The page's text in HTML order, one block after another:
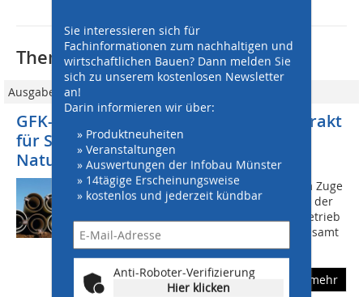
Sie interessieren sich für
Fachinformationen zum nachhaltigen und
wirtschaftlichen Bauen? Dann melden Sie
sich zu unserem kostenlosen Newsletter
an!
Darin informieren wir über:
» Produktneuheiten
» Veranstaltungen
» Auswertungen der Infobau Münster
» 14tägige Erscheinungsweise
» kostenlos und jederzeit kündbar
Anti-Roboter-Verifizierung
Hier klicken
Thematisch passende Artikel:
Ausgabe 10/2009
GFK-Doppelrohr als Hochsicherheitstrakt
für Schlachthofabwässer im
Naturschutzgebiet
In einem solchen Fall wurde jüngst im Zuge
eines Erneuerungsprojektes in Hof an der
Saale für den städtischen Abwasserbetrieb
ein Strang von Flowtite Doppelrohren samt
entsprechend konstruierten...
mehr